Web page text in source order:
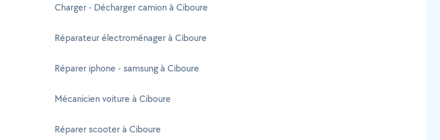
Charger - Décharger camion à Ciboure
Réparateur électroménager à Ciboure
Réparer iphone - samsung à Ciboure
Mécanicien voiture à Ciboure
Réparer scooter à Ciboure